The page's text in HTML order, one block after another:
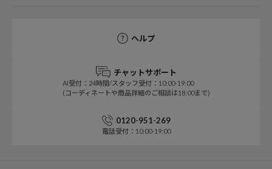
ヘルプ
チャットサポート
AI受付：24時間/スタッフ受付：10:00-19:00
(コーディネートや商品詳細のご相談は18:00まで)
0120-951-269
電話受付：10:00-19:00